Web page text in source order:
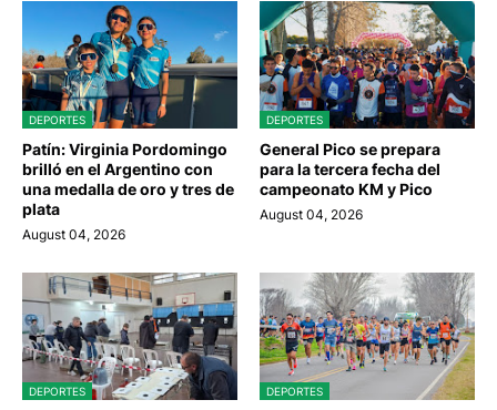
DEPORTES
Patín: Virginia Pordomingo
brilló en el Argentino con
una medalla de oro y tres de
plata
August 04, 2026
DEPORTES
General Pico se prepara
para la tercera fecha del
campeonato KM y Pico
August 04, 2026
DEPORTES DEPORTES